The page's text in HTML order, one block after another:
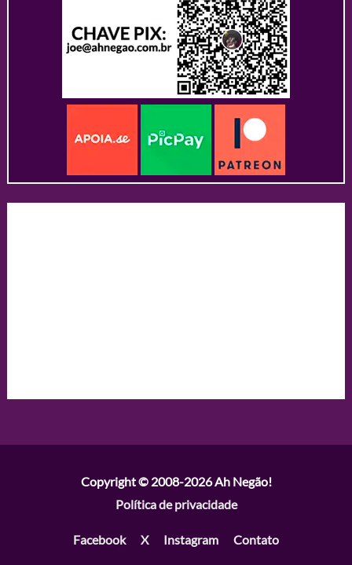
Copyright © 2008-2026Ah Negão!
Política de privacidade
Facebook X Instagram Contato